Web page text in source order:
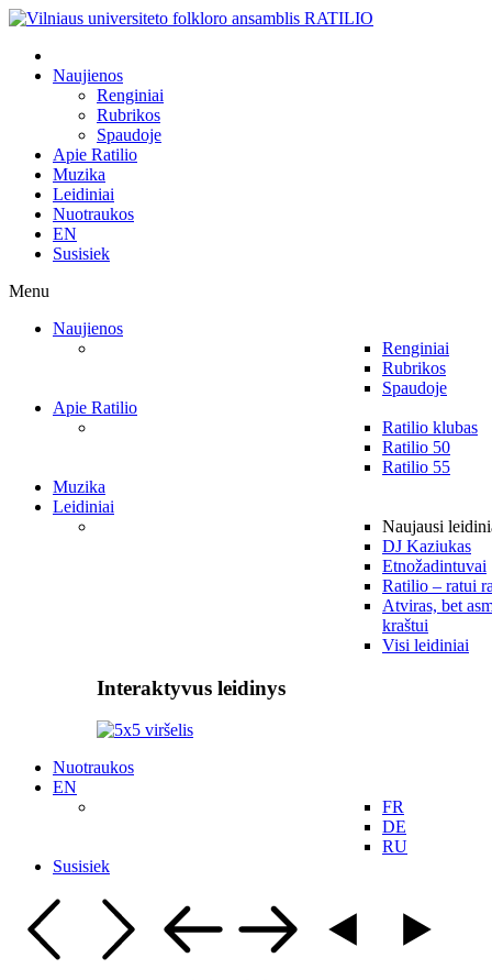
Naujienos
Renginiai
Rubrikos
Spaudoje
Apie Ratilio
Muzika
Leidiniai
Nuotraukos
EN
Susisiek
Menu
Naujienos
Renginiai
Rubrikos
Spaudoje
Apie Ratilio
Ratilio klubas
Ratilio 50
Ratilio 55
Muzika
Leidiniai
Naujausi
DJ Kaziukas
Etnožadintuvai
Ratilio – ratui
Atviras, bet
kraštui
Visi leidiniai
Interaktyvus leidinys
Nuotraukos
EN
FR
DE
RU
Susisiek